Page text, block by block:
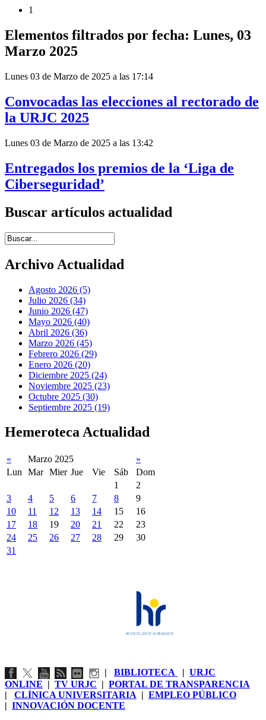
1
Elementos filtrados por fecha: Lunes, 03
Marzo 2025
Lunes 03 de Marzo de 2025 a las 17:14
Convocadas las elecciones al rectorado de
la URJC 2025
Lunes 03 de Marzo de 2025 a las 13:42
Entregados los premios de la ‘Liga de
Ciberseguridad’
Buscar artículos actualidad
Introduce términos de búsqueda
Archivo Actualidad
Agosto 2026 (5)
Julio 2026 (34)
Junio 2026 (47)
Mayo 2026 (40)
Abril 2026 (36)
Marzo 2026 (45)
Febrero 2026 (29)
Enero 2026 (20)
Diciembre 2025 (24)
Noviembre 2025 (23)
Octubre 2025 (30)
Septiembre 2025 (19)
Hemeroteca Actualidad
« Marzo 2025
»
Lun
Mar Mier Jue Vie Sáb
Dom
1
2
3
4 5 6 7 8
9
10
11 12 13 14 15
16
17
18 19 20 21 22
23
24
25 26 27 28 29
30
31
| BIBLIOTECA | URJC
ONLINE | TV URJC | PORTAL DE TRANSPARENCIA
| CLÍNICA UNIVERSITARIA | EMPLEO PÚBLICO
| INNOVACIÓN DOCENTE